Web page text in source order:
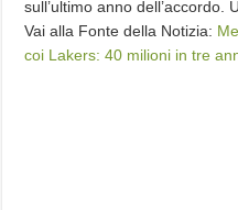
sull’ultimo anno dell’accordo.
Vai alla Fonte della Notizia:
coi Lakers: 40 milioni in tre